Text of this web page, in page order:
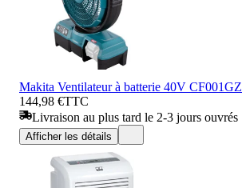
Makita Ventilateur à batterie 40V CF001GZ
144,98 €TTC
Livraison au plus tard le 2-3 jours ouvrés
Afficher les détails